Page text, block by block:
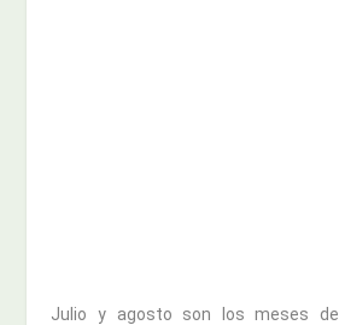
Julio y agosto son los meses